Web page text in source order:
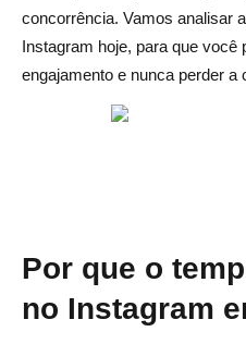
Dicas de especialistas para
Instagram em 2025
Perguntas frequentes sobre
Instagram hoje
concorrência. Vamos analisar
Instagram hoje, para que você
engajamento e nunca perder a
Por que o
no Instagram